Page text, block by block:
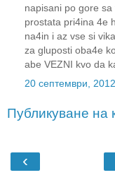
napisani po gore
prostata pri4ina 4e
na4in i az vse si
za gluposti oba4e
abe VEZNI kvo da
20 септември,
Публикуване на
‹